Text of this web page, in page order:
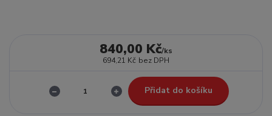
840,00 Kč/ks
694,21 Kč bez DPH
Přidat do košíku